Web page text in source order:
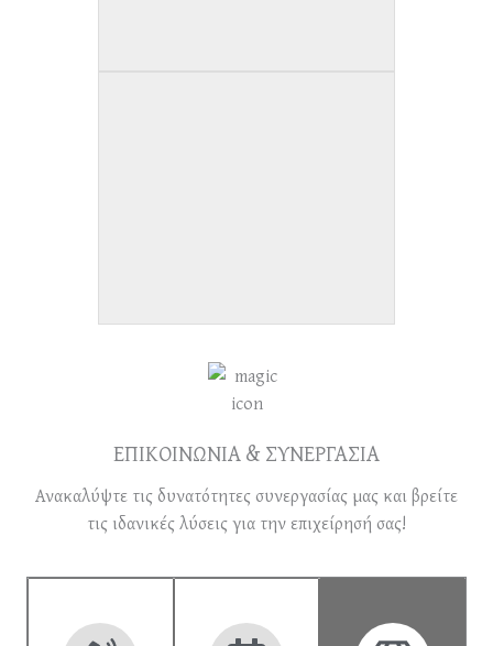
ΕΠΙΚΟΙΝΩΝΙΑ & ΣΥΝΕΡΓΑΣΙΑ
Ανακαλύψτε τις δυνατότητες συνεργασίας μας και βρείτε
τις ιδανικές λύσεις για την επιχείρησή σας!